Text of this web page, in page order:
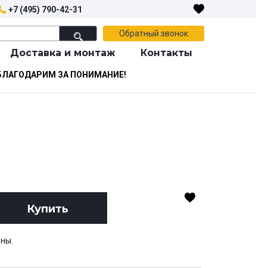
+7 (495) 790-42-31
Обратный звонок
Доставка и монтаж Контакты
ЗА ПОНИМАНИЕ!
Купить